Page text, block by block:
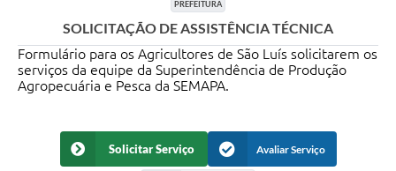
PREFEITURA
SOLICITAÇÃO DE ASSISTÊNCIA TÉCNICA
Formulário para os Agricultores de São Luís solicitarem os
serviços da equipe da Superintendência de Produção
Agropecuária e Pesca da SEMAPA.
Solicitar Serviço Avaliar Serviço